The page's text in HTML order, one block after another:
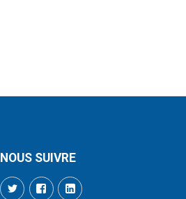
NOUS SUIVRE
TwitterFacebookLinkedIn